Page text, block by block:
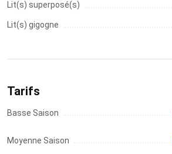
Lit(s) superposé(s)
Lit(s) gigogne
Tarifs
Basse Saison
Moyenne Saison